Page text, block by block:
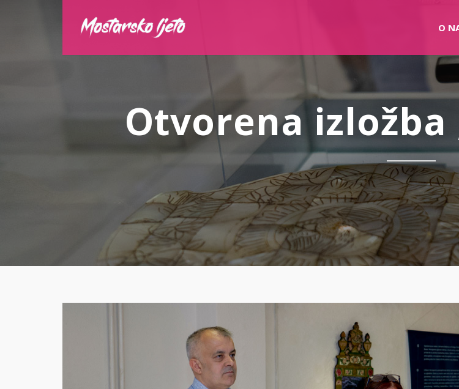
O
Otvorena izložba